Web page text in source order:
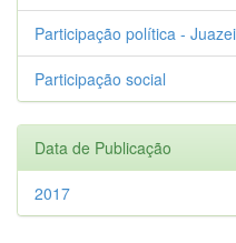
Participação política -
Participação social
Data de Publicação
2017